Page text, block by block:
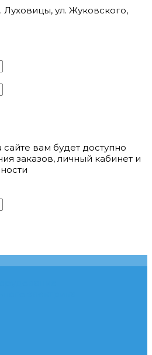
Луховицы, ул. Жуковского,
вам будет доступно
заказов, личный кабинет и